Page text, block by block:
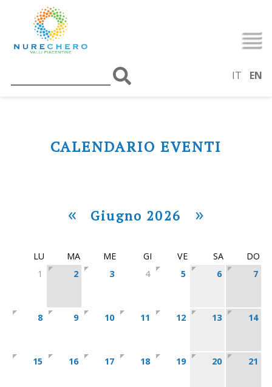
IT EN
CALENDARIO EVENTI
« Giugno 2026 »
LU MA ME GI VE SA
DO
1
2 3 4 5 6 7
8 9 10 11 12 13 14
15 16 17 18 19 20 21